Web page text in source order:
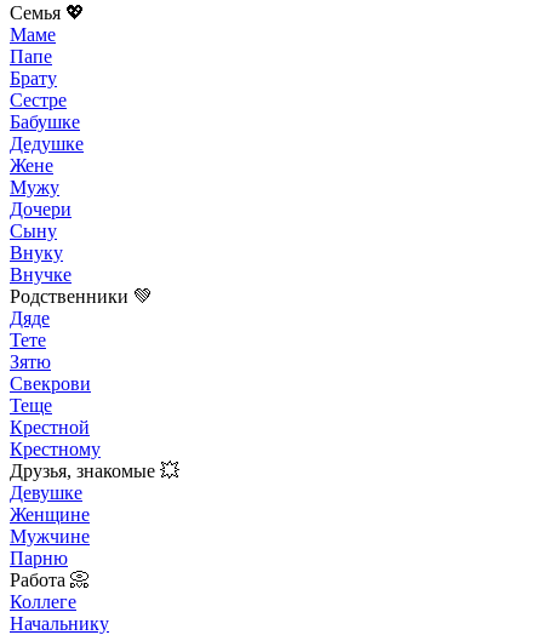
Семья 💖
Маме
Папе
Брату
Сестре
Бабушке
Дедушке
Жене
Мужу
Дочери
Сыну
Внуку
Внучке
Родственники 💚
Дяде
Тете
Зятю
Свекрови
Теще
Крестной
Крестному
Друзья, знакомые 💥
Девушке
Женщине
Мужчине
Парню
Работа 📀
Коллеге
Начальнику